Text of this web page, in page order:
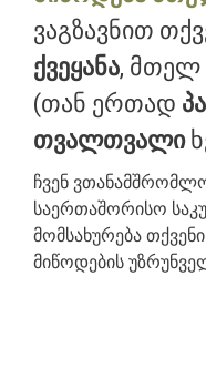
ვაგზავნით
ქვეყანა, მთელ
(თან ერთად
თვალთვალი
ჩვენ
საერთაშორისო
მომსახურება
მიწოდების